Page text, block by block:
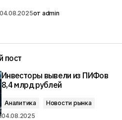
04.08.2025от admin
пост
Инвесторы вывели из ПИФов
8,4 млрд рублей
Аналитика
Новости рынка
04.08.2025